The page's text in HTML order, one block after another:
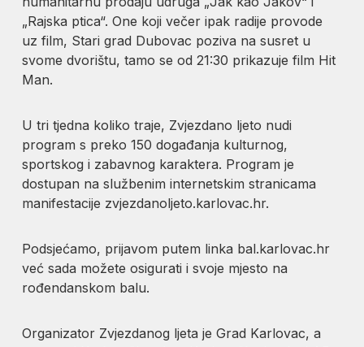
„Rajska ptica“. One koji večer ipak radije provode
uz film, Stari grad Dubovac poziva na susret u
svome dvorištu, tamo se od 21:30 prikazuje film Hit
Man.
U tri tjedna koliko traje, Zvjezdano ljeto nudi
program s preko 150 događanja kulturnog,
sportskog i zabavnog karaktera. Program je
dostupan na službenim internetskim stranicama
manifestacije zvjezdanoljeto.karlovac.hr.
Podsjećamo, prijavom putem linka bal.karlovac.hr
već sada možete osigurati i svoje mjesto na
rođendanskom balu.
Organizator Zvjezdanog ljeta je Grad Karlovac, a